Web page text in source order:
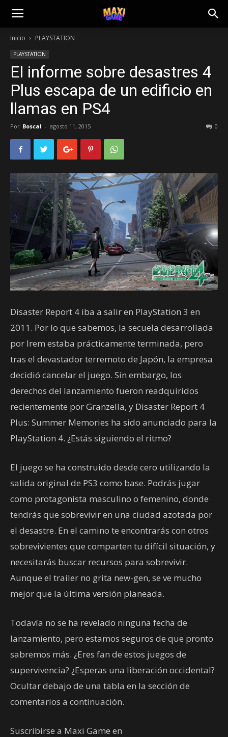
Inicio PLAYSTATION
PLAYSTATION
El informe sobre desastres 4
Plus escapa de un edificio en
llamas en PS4
Por Boscal - agosto 11, 2015 0
Disaster Report 4 iba a salir en PlayStation 3 en
2011. Por lo que sabemos, la secuela desarrollada
por Irem estaba prácticamente terminada, pero
tras el devastador terremoto de Japón, la empresa
decidió cancelar el juego. Sin embargo, los
derechos del lanzamiento fueron readquiridos
recientemente por Granzella, y Disaster Report 4
Plus: Summer Memories ha sido anunciado para la
PlayStation 4. ¿Estás siguiendo el ritmo?
El juego se ha construido desde cero utilizando la
salida original de PS3 como base. Podrás jugar
como protagonista masculino o femenino, donde
tendrás que sobrevivir en una ciudad azotada por
el desastre. En el camino te encontrarás con otros
sobrevivientes que comparten tu difícil situación, y
necesitarás buscar recursos para sobrevivir.
Aunque el trailer no grita new-gen, se ve mucho
mejor que la última versión planeada.
Todavía no se ha revelado ninguna fecha de
lanzamiento, pero estamos seguros de que pronto
sabremos más. ¿Eres fan de estos juegos de
supervivencia? ¿Esperas una liberación occidental?
Ocultar debajo de una tabla en la sección de
comentarios a continuación.
Suscribirse a Maxi Game en